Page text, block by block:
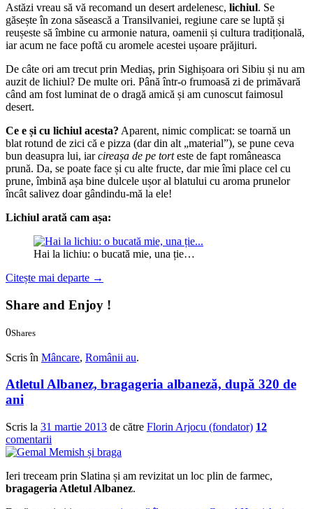
Astăzi vreau să vă recomand un desert ardelenesc, lichiul. Se
găsește în zona săsească a Transilvaniei, regiune care se luptă și
reușeste să îmbine cu armonie natura, oamenii și cultura tradițională,
iar acum ne face poftă cu aromele acestei ușoare prăjituri.
De câte ori am trecut prin Mediaș, prin Sighișoara ori Sibiu și nu am
auzit de lichiul? De multe ori. Până într-o frumoasă zi de primăvară
când am fost luminat de o dragă amică și am cunoscut faimosul
desert.
Ce e și cu lichiul acesta? Aparent, nimic complicat: se toarnă un
blat rotund de zici că e pizza (dar din alt „material”), se pune ceva
bun deasupra lui, iarcireașa de pe torteste de fapt româneasca
prună. Da, se poate face și cu alte fructe, dar mie îmi place cel cu
prune, îmbină așa bine dulcele ușor al blatului cu aroma prunelor
încât salivez doar gândindu-mă la ele!
Lichiul arată cam așa:
Hai la lichiu: o bucată mie, una ție…
Citește mai departe →
Share and Enjoy !
0Shares
Scris în Mâncare, Românii au.
Atletul Albanez, bragageria albaneză, după 320 de
ani
Scris la 31 martie 2013 de către Florin Arjocu (fondator) 12
comentarii
Ieri treceam prin Slatina și am revizitat un loc plin de farmec,
bragageria Atletul Albanez.